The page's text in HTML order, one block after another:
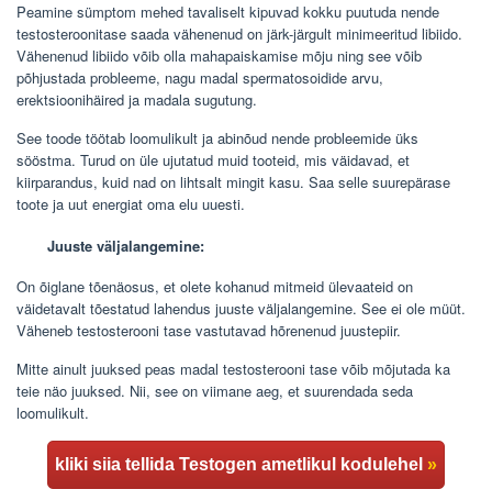
Peamine sümptom mehed tavaliselt kipuvad kokku puutuda nende
testosteroonitase saada vähenenud on järk-järgult minimeeritud libiido.
Vähenenud libiido võib olla mahapaiskamise mõju ning see võib
põhjustada probleeme, nagu madal spermatosoidide arvu,
erektsioonihäired ja madala sugutung.
See toode töötab loomulikult ja abinõud nende probleemide üks
sööstma. Turud on üle ujutatud muid tooteid, mis väidavad, et
kiirparandus, kuid nad on lihtsalt mingit kasu. Saa selle suurepärase
toote ja uut energiat oma elu uuesti.
Juuste väljalangemine:
On õiglane tõenäosus, et olete kohanud mitmeid ülevaateid on
väidetavalt tõestatud lahendus juuste väljalangemine. See ei ole müüt.
Väheneb testosterooni tase vastutavad hõrenenud juustepiir.
Mitte ainult juuksed peas madal testosterooni tase võib mõjutada ka
teie näo juuksed. Nii, see on viimane aeg, et suurendada seda
loomulikult.
kliki siia tellida Testogen ametlikul kodulehel »